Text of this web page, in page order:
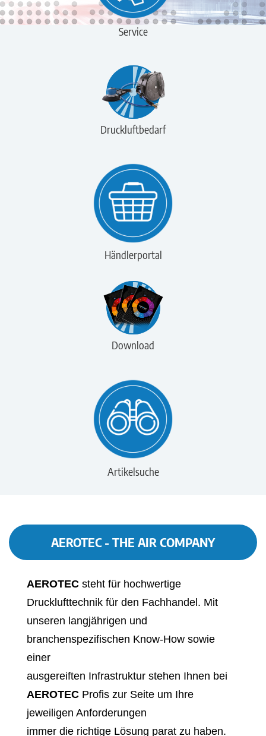
Service
Druckluftbedarf
Händlerportal
Download
Artikelsuche
AEROTEC - THE AIR COMPANY
AEROTEC steht für hochwertige
Drucklufttechnik für den Fachhandel. Mit
unseren langjährigen und
branchenspezifischen Know-How sowie
einer
ausgereiften Infrastruktur stehen Ihnen bei
AEROTEC Profis zur Seite um Ihre
jeweiligen Anforderungen
immer die richtige Lösung parat zu haben.